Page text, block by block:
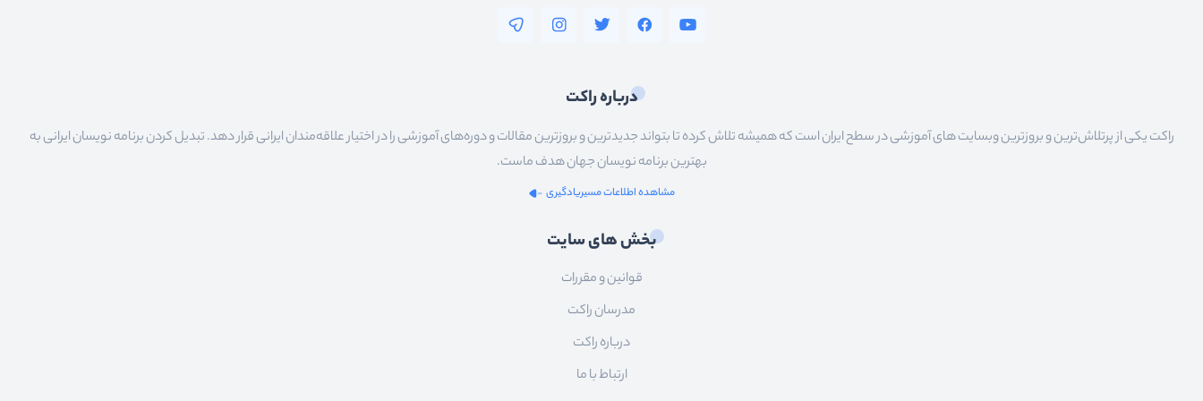
درباره راکت
راکت یکی از پرتلاش‌ترین و بروزترین وبسایت های آموزشی در سطح ایران است که همیشه تلاش کرده تا بتواند جدیدترین و بروزترین مقالات و دوره‌های آموزشی را در اختیار علاقه‌مندان ایرانی قرار دهد. تبدیل کردن برنامه نویسان ایرانی به
بهترین برنامه نویسان جهان هدف ماست.
مشاهده اطلاعات مسیریادگیری
بخش های سایت
قوانین و مقررات
مدرسان راکت
درباره راکت
ارتباط با ما